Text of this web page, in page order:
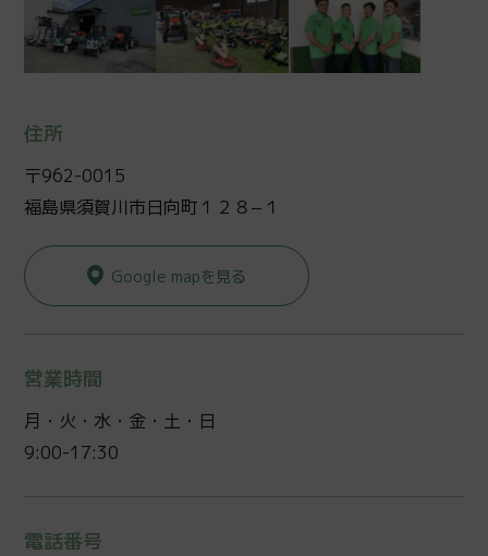
住所
〒962-0015
福島県須賀川市日向町１２８−１
Google mapを見る
営業時間
月・火・水・金・土・日
9:00-17:30
電話番号